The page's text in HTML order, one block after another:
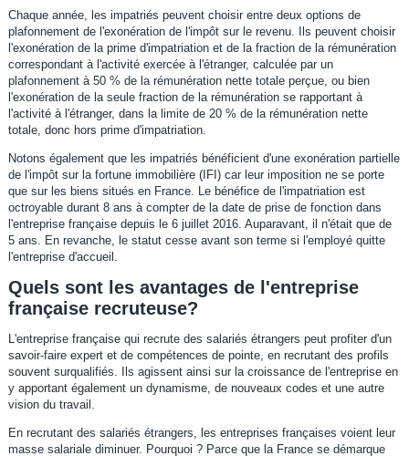
Chaque année, les impatriés peuvent choisir entre deux options de
plafonnement de l'exonération de l'impôt sur le revenu. Ils peuvent choisir
l'exonération de la prime d'impatriation et de la fraction de la rémunération
correspondant à l'activité exercée à l'étranger, calculée par un
plafonnement à 50 % de la rémunération nette totale perçue, ou bien
l'exonération de la seule fraction de la rémunération se rapportant à
l'activité à l'étranger, dans la limite de 20 % de la rémunération nette
totale, donc hors prime d'impatriation.
Notons également que les impatriés bénéficient d'une exonération partielle
de l'impôt sur la fortune immobilière (IFI) car leur imposition ne se porte
que sur les biens situés en France. Le bénéfice de l'impatriation est
octroyable durant 8 ans à compter de la date de prise de fonction dans
l'entreprise française depuis le 6 juillet 2016. Auparavant, il n'était que de
5 ans. En revanche, le statut cesse avant son terme si l'employé quitte
l'entreprise d'accueil.
Quels sont les avantages de l'entreprise
française recruteuse?
L'entreprise française qui recrute des salariés étrangers peut profiter d'un
savoir-faire expert et de compétences de pointe, en recrutant des profils
souvent surqualifiés. Ils agissent ainsi sur la croissance de l'entreprise en
y apportant également un dynamisme, de nouveaux codes et une autre
vision du travail.
En recrutant des salariés étrangers, les entreprises françaises voient leur
masse salariale diminuer. Pourquoi ? Parce que la France se démarque